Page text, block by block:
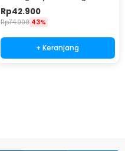
Gloves Breathable L - TS-25
Rp42.900
Rp74.900 43%
+ Keranjang